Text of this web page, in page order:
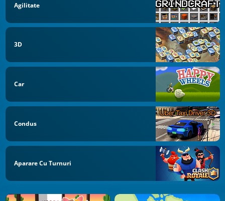
Agilitate
3D
Car
Condus
Aparare Cu Turnuri